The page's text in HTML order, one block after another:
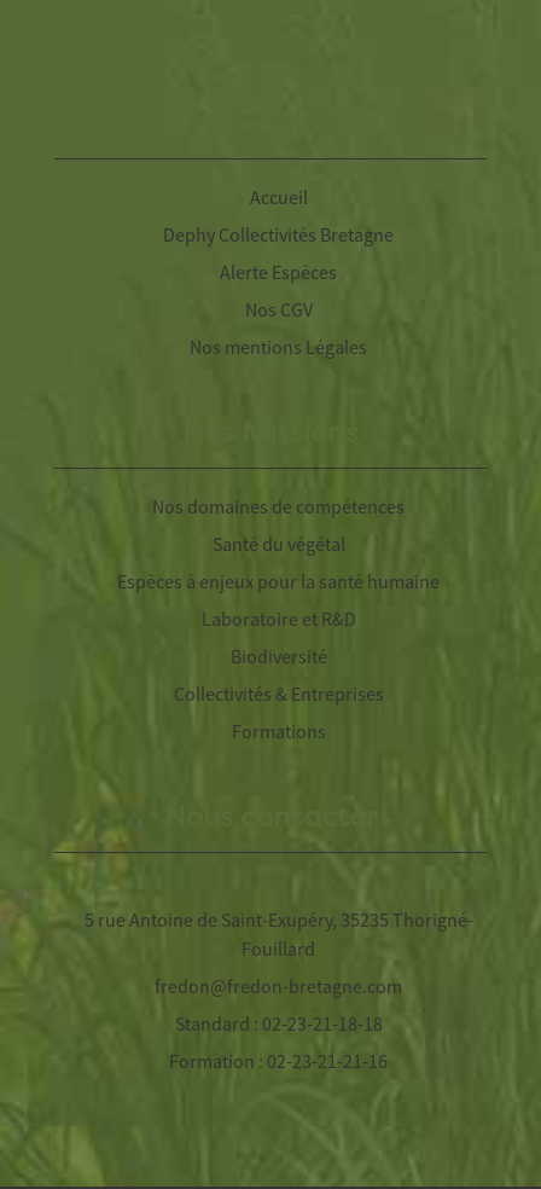
Accueil
Dephy Collectivités Bretagne
Alerte Espèces
Nos CGV
Nos mentions Légales
Nos domaines de compétences
Santé du végétal
Espèces à enjeux pour la santé humaine
Laboratoire et R&D
Biodiversité
Collectivités & Entreprises
Formations
5 rue Antoine de Saint-Exupéry, 35235 Thorigné-
Fouillard
fredon@fredon-bretagne.com
Standard : 02-23-21-18-18
Formation : 02-23-21-21-16